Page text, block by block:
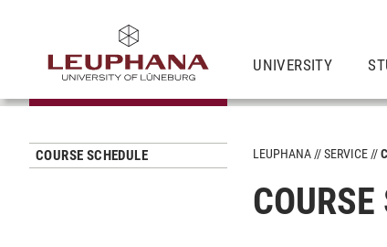
UNIVERSITY
COURSE SCHEDULE LEUPHANA SERVICE